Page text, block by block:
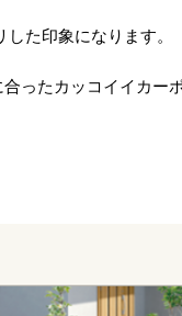
た印象になります。
ったカッコイイカー